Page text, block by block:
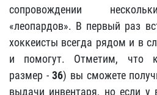
сопровождении
«леопардов». В первый раз
хоккеисты всегда рядом и в
и помогут. Отметим, что
размер -36) вы сможете
выдачи инвентаря, но если у